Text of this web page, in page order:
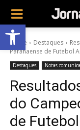
Abrir a barra de
Home Destaques
Paranaense de Futebol
Destaques Notas
do
de